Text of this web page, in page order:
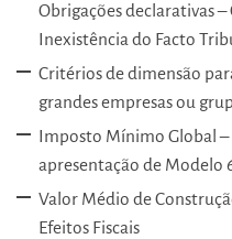
Obrigações declarativas
Inexistência do Facto
Critérios de dimensão
grandes empresas ou
Imposto Mínimo Global
apresentação de Modelo
Valor Médio de
Efeitos Fiscais